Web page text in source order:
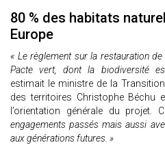
80 % des habitats
Europe
« Le règlement sur la restauration
Pacte vert, dont la biodiversité
estimait le ministre de la
des territoires Christophe Béchu
l’orientation générale du projet. C
engagements passés mais aussi
aux générations futures. »